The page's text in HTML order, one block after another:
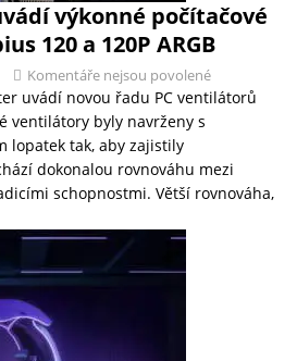
výkonné počítačové
120 a 120P ARGB
Komentáře nejsou povolené
uvádí novou řadu PC ventilátorů
ventilátory byly navrženy s
lopatek tak, aby zajistily
dokonalou rovnováhu mezi
schopnostmi. Větší rovnováha,